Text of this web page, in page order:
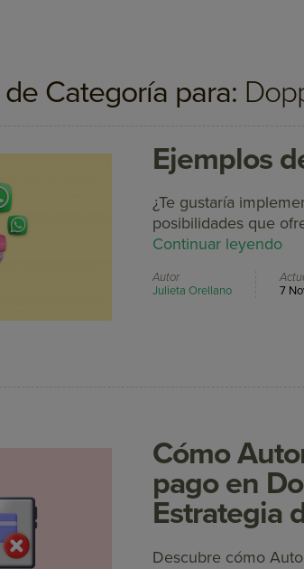
Categoría para:
Ejemplos
¿Te gustaría
posibilidades que
Continuar leyendo
Autor
Julieta Orellano
7
Cómo
pago en
Estrategia
Descubre cómo